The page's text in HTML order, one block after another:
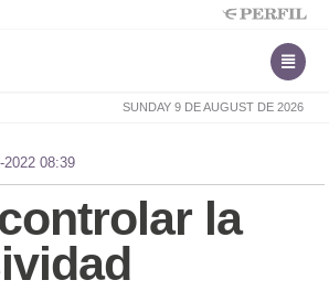
SUNDAY 9 DE AUGUST DE 2026
2022 08:39
la